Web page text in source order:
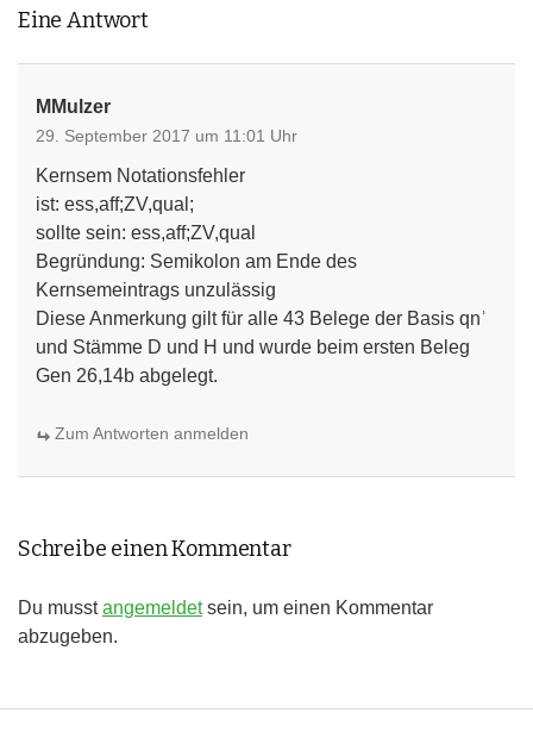
Eine Antwort
MMulzer
29. September 2017 um 11:01 Uhr
Kernsem Notationsfehler
ist: ess,aff;ZV,qual;
sollte sein: ess,aff;ZV,qual
Begründung: Semikolon am Ende des
Kernsemeintrags unzulässig
Diese Anmerkung gilt für alle 43 Belege der Basis qnʾ
und Stämme D und H und wurde beim ersten Beleg
Gen 26,14b abgelegt.
Zum Antworten anmelden
Schreibe einen Kommentar
Du musstangemeldetsein, um einen Kommentar
abzugeben.